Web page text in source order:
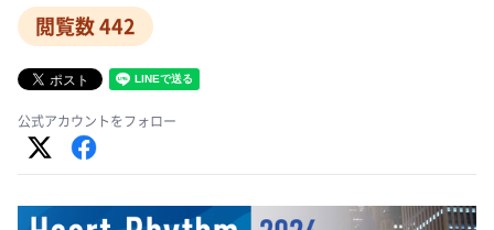
閲覧数 442
公式アカウントをフォロー